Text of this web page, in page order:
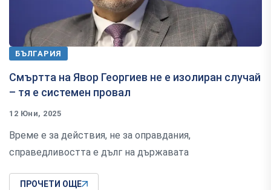
БЪЛГАРИЯ
Смъртта на Явор Георгиев не е изолиран случай
– тя е системен провал
12 Юни, 2025
Време е за действия, не за оправдания,
справедливостта е дълг на държавата
ПРОЧЕТИ ОЩЕ